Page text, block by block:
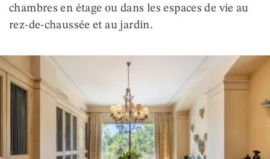
chambres en étage ou dans les espaces de vie au
rez-de-chaussée et au jardin.